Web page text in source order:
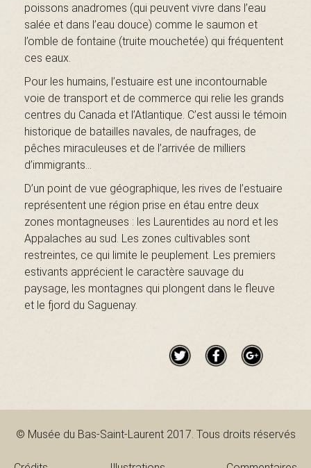
poissons anadromes (qui peuvent vivre dans l’eau
salée et dans l’eau douce) comme le saumon et
l’omble de fontaine (truite mouchetée) qui fréquentent
ces eaux.
Pour les humains, l’estuaire est une incontournable
voie de transport et de commerce qui relie les grands
centres du Canada et l’Atlantique. C’est aussi le témoin
historique de batailles navales, de naufrages, de
pêches miraculeuses et de l’arrivée de milliers
d’immigrants…
D’un point de vue géographique, les rives de l’estuaire
représentent une région prise en étau entre deux
zones montagneuses : les Laurentides au nord et les
Appalaches au sud. Les zones cultivables sont
restreintes, ce qui limite le peuplement. Les premiers
estivants apprécient le caractère sauvage du
paysage, les montagnes qui plongent dans le fleuve
et le fjord du Saguenay.
© Musée du Bas-Saint-Laurent 2017. Tous droits réservés